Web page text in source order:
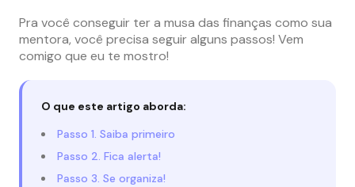
Pra você conseguir ter a musa das finanças como sua
mentora, você precisa seguir alguns passos! Vem
comigo que eu te mostro!
O que este artigo aborda:
Passo 1. Saiba primeiro
Passo 2. Fica alerta!
Passo 3. Se organiza!